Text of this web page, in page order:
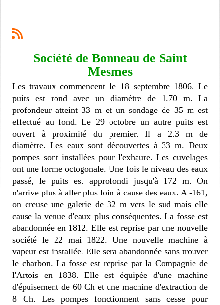
Société de Bonneau de Saint
Mesmes
Les travaux commencent le 18 septembre 1806. Le
puits est rond avec un diamètre de 1.70 m. La
profondeur atteint 33 m et un sondage de 35 m est
effectué au fond. Le 29 octobre un autre puits est
ouvert à proximité du premier. Il a 2.3 m de
diamètre. Les eaux sont découvertes à 33 m. Deux
pompes sont installées pour l'exhaure. Les cuvelages
ont une forme octogonale. Une fois le niveau des eaux
passé, le puits est approfondi jusqu'à 172 m. On
n'arrive plus à aller plus loin à cause des eaux. A -161,
on creuse une galerie de 32 m vers le sud mais elle
cause la venue d'eaux plus conséquentes. La fosse est
abandonnée en 1812. Elle est reprise par une nouvelle
société le 22 mai 1822. Une nouvelle machine à
vapeur est installée. Elle sera abandonnée sans trouver
le charbon. La fosse est reprise par la Compagnie de
l'Artois en 1838. Elle est équipée d'une machine
d'épuisement de 60 Ch et une machine d'extraction de
8 Ch. Les pompes fonctionnent sans cesse pour